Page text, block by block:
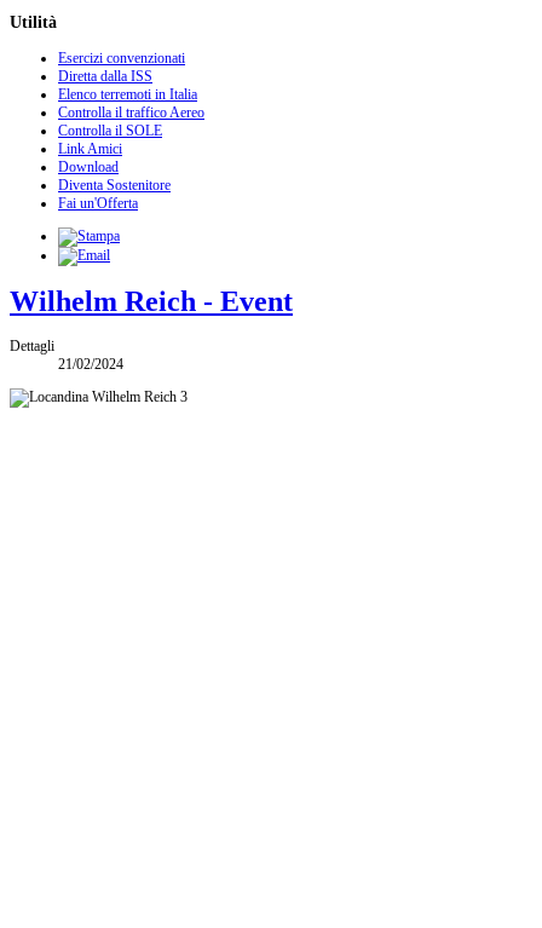
Utilità
Esercizi convenzionati
Diretta dalla ISS
Elenco terremoti in Italia
Controlla il traffico Aereo
Controlla il SOLE
Link Amici
Download
Diventa Sostenitore
Fai un'Offerta
Wilhelm Reich - Event
Dettagli
21/02/2024